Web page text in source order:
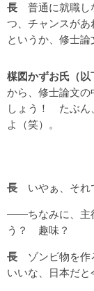
長 普通に就職し
つ、チャンスが
というか、修士
楳図かずお氏（以
から、修士論文の
しょう！ たぶん
よ（笑）。
長 いやぁ、それ
――ちなみに、主
う？ 趣味？
長 ゾンビ物を作
いいな、日本だ